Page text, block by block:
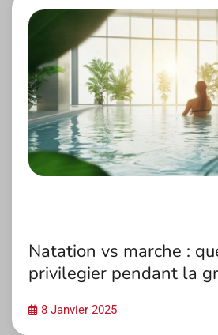
Natation vs marche :
privilegier pendant la
8 Janvier 2025